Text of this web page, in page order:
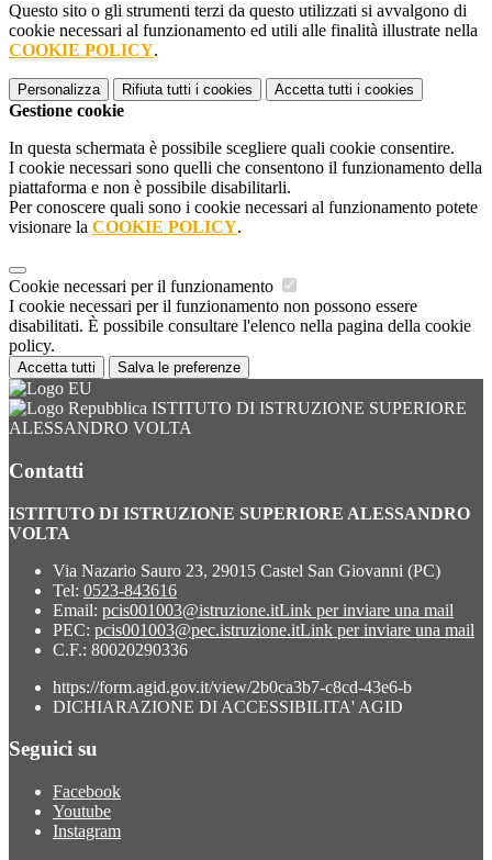
Questo sito o gli strumenti terzi da questo utilizzati si avvalgono di
cookie necessari al funzionamento ed utili alle finalità illustrate nella
COOKIE POLICY.
Personalizza Rifiuta tutti i cookies Accetta tutti i cookies
Gestione cookie
In questa schermata è possibile scegliere quali cookie consentire.
I cookie necessari sono quelli che consentono il funzionamento della
piattaforma e non è possibile disabilitarli.
Per conoscere quali sono i cookie necessari al funzionamento potete
visionare la COOKIE POLICY.
Cookie necessari per il funzionamento
I cookie necessari per il funzionamento non possono essere
disabilitati. È possibile consultare l'elenco nella pagina della cookie
policy.
Accetta tutti Salva le preferenze
ISTITUTO DI ISTRUZIONE SUPERIORE
ALESSANDRO VOLTA
Contatti
ISTITUTO DI ISTRUZIONE SUPERIORE ALESSANDRO
VOLTA
Via Nazario Sauro 23, 29015 Castel San Giovanni (PC)
Tel: 0523-843616
Email: pcis001003@istruzione.itLink per inviare una mail
PEC: pcis001003@pec.istruzione.itLink per inviare una mail
C.F.: 80020290336
https://form.agid.gov.it/view/2b0ca3b7-c8cd-43e6-b
DICHIARAZIONE DI ACCESSIBILITA' AGID
Seguici su
Facebook
Youtube
Instagram